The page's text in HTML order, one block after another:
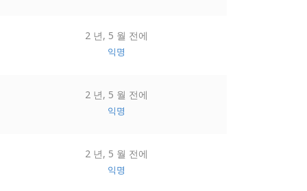
2 년, 5 월 전에
익명
2 년, 5 월 전에
익명
2 년, 5 월 전에
익명